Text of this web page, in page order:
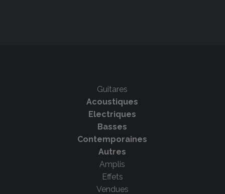
Guitares
Acoustiques
Electriques
Basses
Contemporaines
Autres
Amplis
Effets
Vendues